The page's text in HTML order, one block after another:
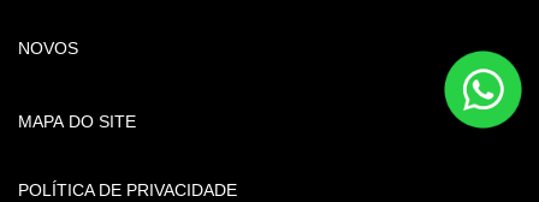
NOVOS
MAPA DO SITE
POLÍTICA DE PRIVACIDADE